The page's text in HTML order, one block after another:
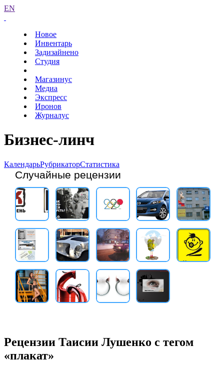
EN
Новое
Инвентарь
Задизайнено
Студия
Магазинус
Медиа
Экспресс
Иронов
Журналус
Бизнес-линч
КалендарьРубрикаторСтатистика
Случайные рецензии
Рецензии Таисии Лушенко с тегом
«плакат»